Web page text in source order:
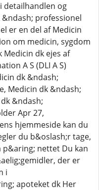
detailhandlen og
professionel
er en del af Medicin
om medicin, sygdom
dk ejes af
A S (DLI A S)
dk &ndash;
Medicin dk &ndash;
&ndash;
Apr 27,
hjemmeside kan du
du b&oslash;r tage,
nettet Du kan
der er
i
apoteket dk Her